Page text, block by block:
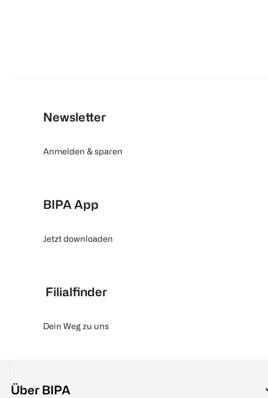
Newsletter
Anmelden & sparen
BIPA App
Jetzt downloaden
Filialfinder
Dein Weg zu uns
Über BIPA